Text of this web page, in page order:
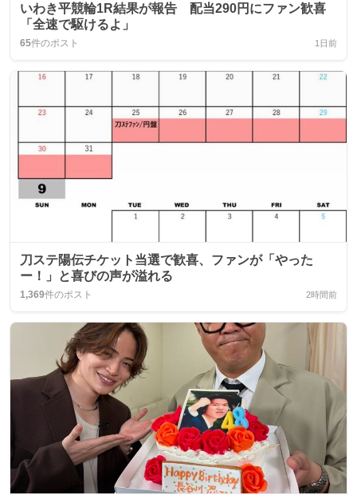
いわき平競輪1R結果が報告 配当290円にファン歓喜
「全速で駆けるよ」
65件のポスト 1日前
刀ステ陽伝チケット当選で歓喜、ファンが「やった
ー！」と喜びの声が溢れる
1,369件のポスト 2時間前